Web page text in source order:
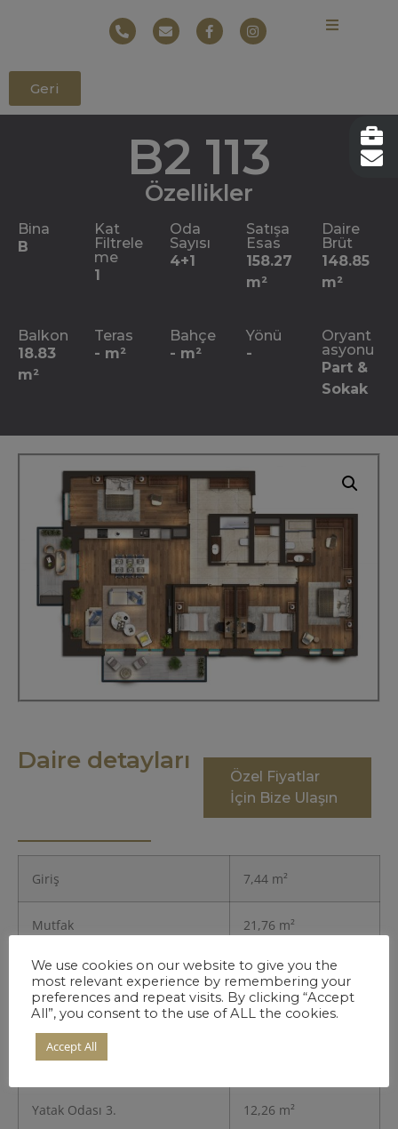
Geri
B2 113
Özellikler
Bina
B
Kat
Filtrele
me
1
Oda
Sayısı
4+1
Satışa
Esas
158.27
m²
Daire
Brüt
148.85
m²
Balkon
18.83
m²
Teras
- m²
Bahçe
- m²
Yönü
-
Oryant
asyonu
Part &
Sokak
Daire detayları
Özel Fiyatlar
İçin Bize Ulaşın
Giriş 7,44 m²
Mutfak 21,76 m²
Salon 21,87 m²
Yatak Odası 1. 21,57 m²
Yatak Odası 2.
Yatak Odası 3. 12,26 m²
We use cookies on our website to give you the
most relevant experience by remembering your
preferences and repeat visits. By clicking “Accept
All”, you consent to the use of ALL the cookies.
Accept All